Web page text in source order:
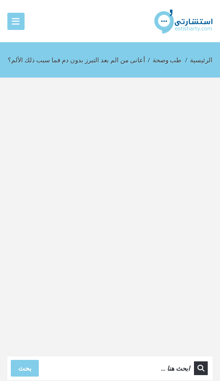
الرئيسية / طب وصحة / أعانى من الم بعد التبرز بدون دم فما سبب ذلك الألم؟
بحث